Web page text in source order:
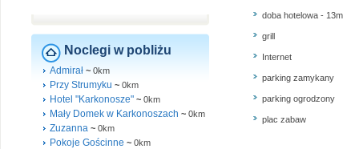
Noclegi w pobliżu
Admirał ~ 0km
Przy Strumyku ~ 0km
Hotel "Karkonosze" ~ 0km
Mały Domek w Karkonoszach ~ 0km
Zuzanna ~ 0km
Pokoje Gościnne ~ 0km
doba hotelowa - 13m
grill
Internet
parking zamykany
parking ogrodzony
plac zabaw